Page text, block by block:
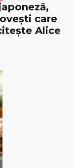
care
Alice